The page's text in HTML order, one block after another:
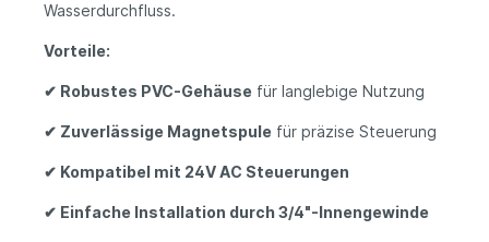
Wasserdurchfluss.
Vorteile:
✔ Robustes PVC-Gehäuse für langlebige Nutzung
✔ Zuverlässige Magnetspule für präzise Steuerung
✔ Kompatibel mit 24V AC Steuerungen
✔ Einfache Installation durch 3/4"-Innengewinde